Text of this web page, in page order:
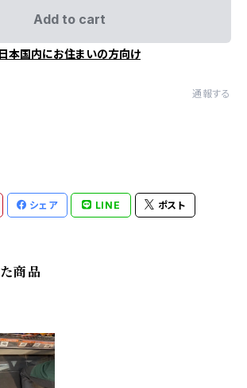
Add to cart
日本国内にお住まいの方向け
通報する
シェア LINE ポスト
商品